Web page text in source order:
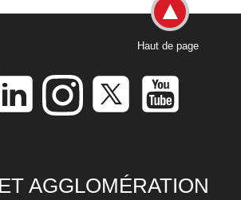
Haut de page
AGGLOMÉRATION